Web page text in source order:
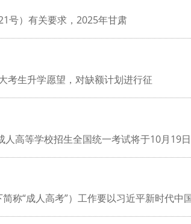
号）有关要求，2025年甘肃
考生升学愿望，对缺额计划进行征
高等学校招生全国统一考试将于10月19日
称“成人高考”）工作要以习近平新时代中